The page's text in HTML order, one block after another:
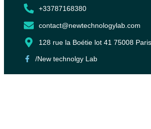
+33787168380
contact@newtechnologylab.com
128 rue la Boétie lot 41 75008
/New technolgy Lab